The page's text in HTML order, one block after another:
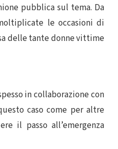
pubblica sul tema. Da
le occasioni di
delle tante donne vittime
in collaborazione con
caso come per altre
il passo all’emergenza